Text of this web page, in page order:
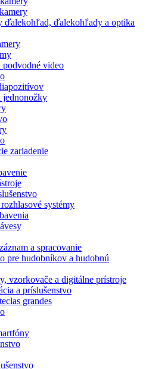
ďalekohľad, ďalekohľady a optika
podvodné video
jednonožky
zariadenie
systémy
a spracovanie
pre hudobníkov a hudobnú
vzorkovače a digitálne prístroje
a príslušenstvo
grandes